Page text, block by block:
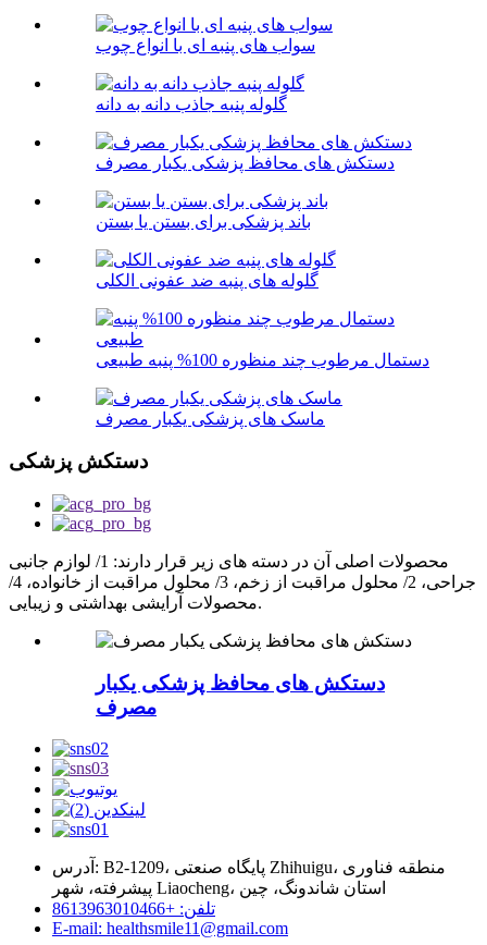
سواب های پنبه ای با انواع چوب
گلوله پنبه جاذب دانه به دانه
دستکش های محافظ پزشکی یکبار مصرف
باند پزشکی برای بستن یا بستن
گلوله های پنبه ضد عفونی الکلی
دستمال مرطوب چند منظوره 100% پنبه طبیعی
ماسک های پزشکی یکبار مصرف
دستکش پزشکی
محصولات اصلی آن در دسته های زیر قرار دارند: 1/ لوازم جانبی
جراحی، 2/ محلول مراقبت از زخم، 3/ محلول مراقبت از خانواده، 4/
محصولات آرایشی بهداشتی و زیبایی.
دستکش های محافظ پزشکی یکبار
مصرف
آدرس: B2-1209، پایگاه صنعتی Zhihuigu، منطقه فناوری
پیشرفته، شهر Liaocheng، استان شاندونگ، چین
تلفن: +8613963010466
E-mail: healthsmile11@gmail.com